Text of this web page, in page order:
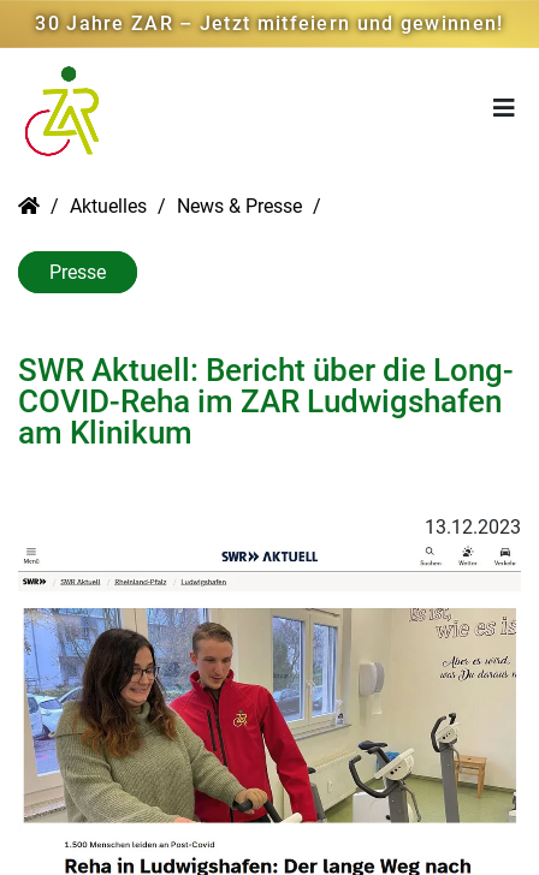
30 Jahre ZAR – Jetzt mitfeiern und gewinnen!
Aktuelles News & Presse
Presse
SWR Aktuell: Bericht über die Long-
COVID-Reha im ZAR Ludwigshafen
am Klinikum
13.12.2023